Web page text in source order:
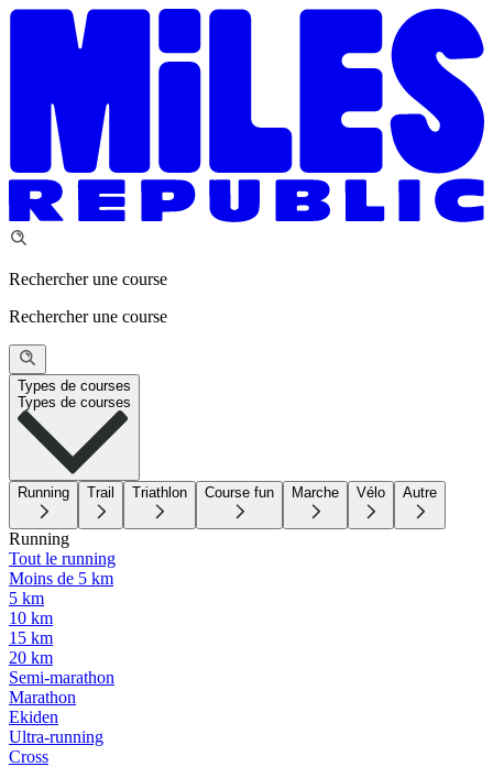
Rechercher une course
Rechercher une course
Types de courses
Types de courses
Running Trail Triathlon Course fun Marche Vélo Autre
Running
Tout le running
Moins de 5 km
5 km
10 km
15 km
20 km
Semi-marathon
Marathon
Ekiden
Ultra-running
Cross